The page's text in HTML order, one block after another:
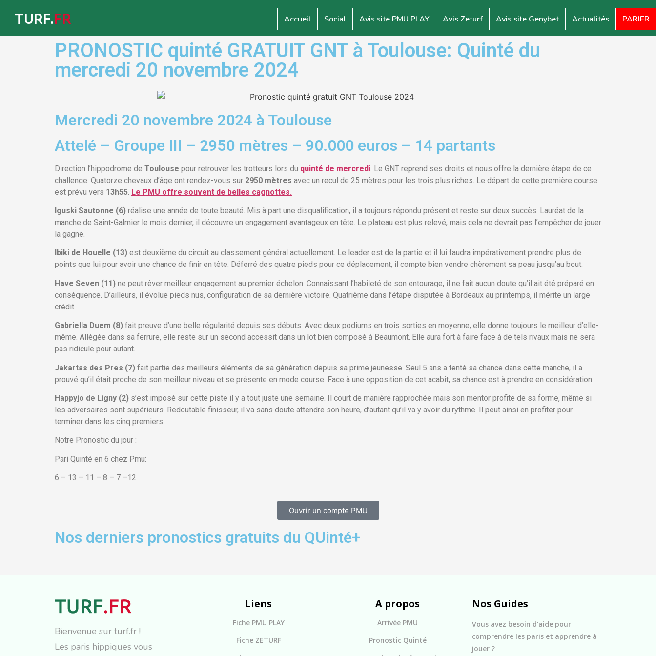
TURF.FR Accueil Social Avis site PMU PLAY Avis Zeturf Avis site Genybet Actualités PARIER
PRONOSTIC quinté GRATUIT GNT à Toulouse: Quinté du
mercredi 20 novembre 2024
Mercredi 20 novembre 2024 à Toulouse
Attelé – Groupe III – 2950 mètres – 90.000 euros – 14 partants
Direction l’hippodrome de Toulouse pour retrouver les trotteurs lors du quinté de mercredi . Le GNT reprend ses droits et nous offre la dernière étape de ce
challenge. Quatorze chevaux d’âge ont rendez-vous sur 2950 mètres avec un recul de 25 mètres pour les trois plus riches. Le départ de cette première course
est prévu vers 13h55 Le PMU offre souvent de belles cagnottes.
Iguski Sautonne (6) réalise une année de toute beauté. Mis à part une disqualification, il a toujours répondu présent et reste sur deux succès. Lauréat de la
manche de Saint-Galmier le mois dernier, il découvre un engagement avantageux en tête. Le plateau est plus relevé, mais cela ne devrait pas l’empêcher de jouer
la gagne.
Ibiki de Houelle (13) est deuxième du circuit au classement général actuellement. Le leader est de la partie et il lui faudra impérativement prendre plus de
points que lui pour avoir une chance de finir en tête. Déferré des quatre pieds pour ce déplacement, il compte bien vendre chèrement sa peau jusqu’au bout.
Have Seven (11) ne peut rêver meilleur engagement au premier échelon. Connaissant l’habileté de son entourage, il ne fait aucun doute qu’il ait été préparé en
conséquence. D’ailleurs, il évolue pieds nus, configuration de sa dernière victoire. Quatrième dans l’étape disputée à Bordeaux au printemps, il mérite un large
crédit.
Gabriella Duem (8) fait preuve d’une belle régularité depuis ses débuts. Avec deux podiums en trois sorties en moyenne, elle donne toujours le meilleur d’elle-
même. Allégée dans sa ferrure, elle reste sur un second accessit dans un lot bien composé à Beaumont. Elle aura fort à faire face à de tels rivaux mais ne sera
pas ridicule pour autant.
Jakartas des Pres (7) fait partie des meilleurs éléments de sa génération depuis sa prime jeunesse. Seul 5 ans a tenté sa chance dans cette manche, il a
prouvé qu’il était proche de son meilleur niveau et se présente en mode course. Face à une opposition de cet acabit, sa chance est à prendre en considération.
Happyjo de Ligny (2) s’est imposé sur cette piste il y a tout juste une semaine. Il court de manière rapprochée mais son mentor profite de sa forme, même si
les adversaires sont supérieurs. Redoutable finisseur, il va sans doute attendre son heure, d’autant qu’il va y avoir du rythme. Il peut ainsi en profiter pour
terminer dans les cinq premiers.
Notre Pronostic du jour :
Pari Quinté en 6 chez Pmu:
6 – 13 – 11 – 8 – 7 –12
Ouvrir un compte PMU
Nos derniers pronostics gratuits du QUinté+
Bienvenue sur turf.fr !
Les paris hippiques vous
Liens
Fiche PMU PLAY
Fiche ZETURF
A propos
Arrivée PMU
Pronostic Quinté
Nos Guides
Vous avez besoin d’aide pour
comprendre les paris et apprendre à
jouer ?